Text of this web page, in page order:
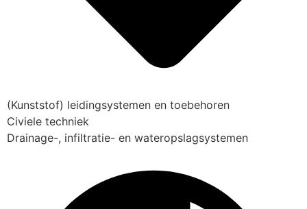
(Kunststof) leidingsystemen en toebehoren
Civiele techniek
Drainage-, infiltratie- en wateropslagsystemen